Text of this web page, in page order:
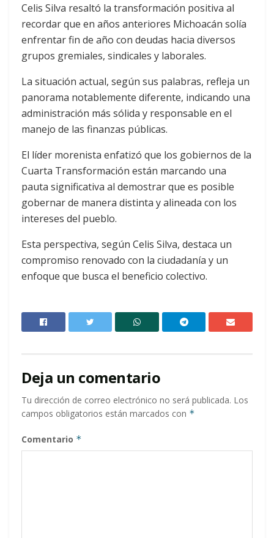
Celis Silva resaltó la transformación positiva al
recordar que en años anteriores Michoacán solía
enfrentar fin de año con deudas hacia diversos
grupos gremiales, sindicales y laborales.
La situación actual, según sus palabras, refleja un
panorama notablemente diferente, indicando una
administración más sólida y responsable en el
manejo de las finanzas públicas.
El líder morenista enfatizó que los gobiernos de la
Cuarta Transformación están marcando una
pauta significativa al demostrar que es posible
gobernar de manera distinta y alineada con los
intereses del pueblo.
Esta perspectiva, según Celis Silva, destaca un
compromiso renovado con la ciudadanía y un
enfoque que busca el beneficio colectivo.
Deja un comentario
Tu dirección de correo electrónico no será publicada. Los
campos obligatorios están marcados con *
Comentario *